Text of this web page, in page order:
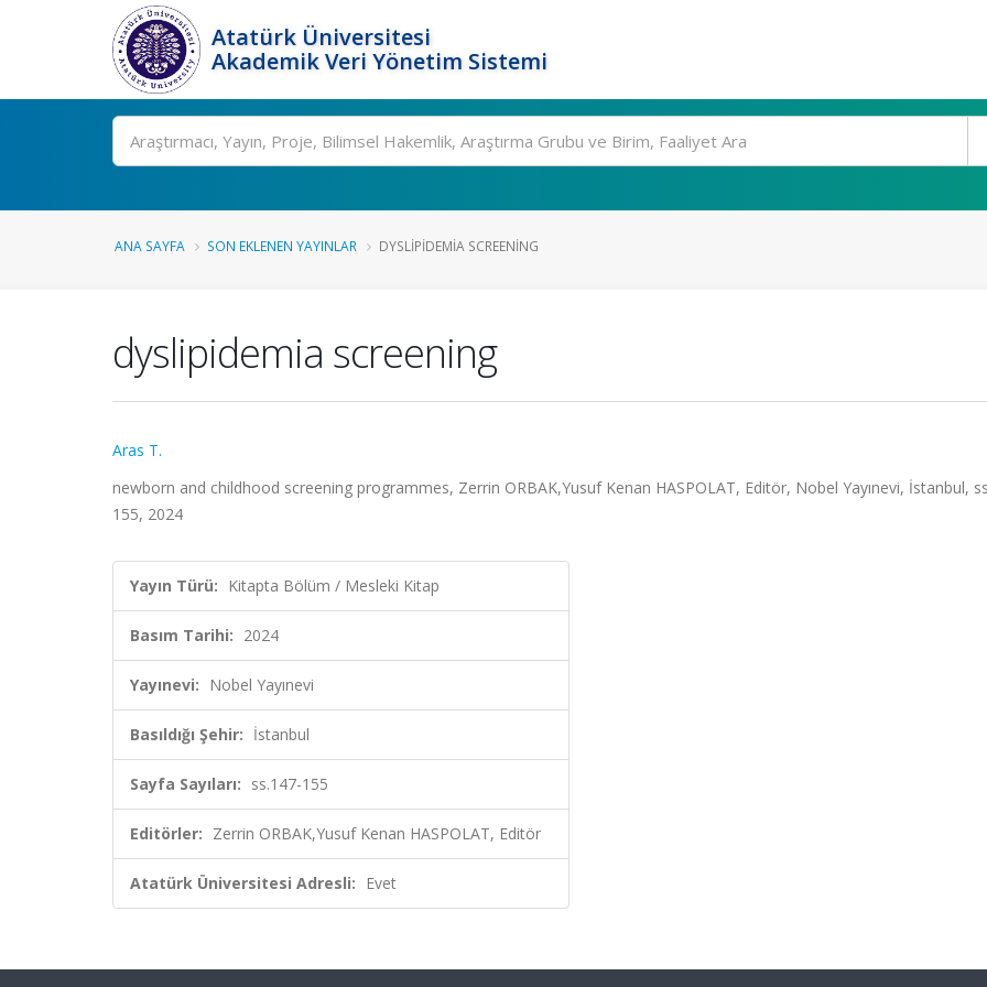
Atatürk Üniversitesi
Akademik Veri Yönetim Sistemi
Ara
ANA SAYFA SON EKLENEN YAYINLAR DYSLIPIDEMIA SCREENING
dyslipidemia screening
Aras T.
newborn and childhood screening programmes, Zerrin ORBAK,Yusuf Kenan HASPOLAT, Editör, Nobel Yayınevi, İstanbul,
155, 2024
Yayın Türü: Kitapta Bölüm / Mesleki Kitap
Basım Tarihi: 2024
Yayınevi: Nobel Yayınevi
Basıldığı Şehir: İstanbul
Sayfa Sayıları: ss.147-155
Editörler: Zerrin ORBAK,Yusuf Kenan HASPOLAT, Editör
Atatürk Üniversitesi Adresli: Evet